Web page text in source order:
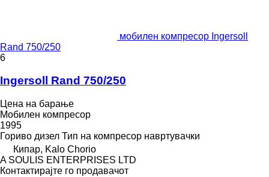
мобилен компресор Ingersoll
Rand 750/250
6
Ingersoll Rand 750/250
Цена на барање
Мобилен компресор
1995
Гориво дизел Тип на компресор навртувачки
Кипар, Kalo Chorio
A SOULIS ENTERPRISES LTD
Контактирајте го продавачот